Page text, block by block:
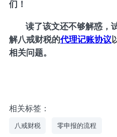
们！
读了该文还不够解惑，
解八戒财税的代理记账协议
相关问题。
相关标签：
八戒财税 零申报的流程